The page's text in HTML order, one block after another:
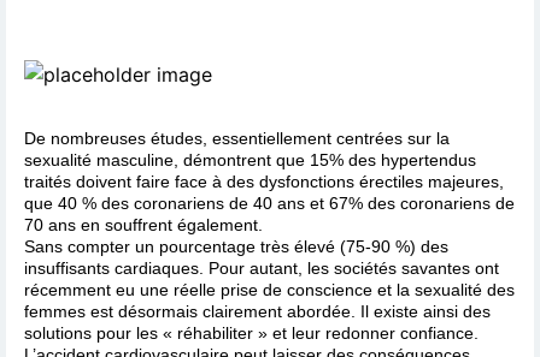
De nombreuses études, essentiellement centrées sur la
sexualité masculine, démontrent que 15% des hypertendus
traités doivent faire face à des dysfonctions érectiles majeures,
que 40 % des coronariens de 40 ans et 67% des coronariens de
70 ans en souffrent également.
Sans compter un pourcentage très élevé (75-90 %) des
insuffisants cardiaques. Pour autant, les sociétés savantes ont
récemment eu une réelle prise de conscience et la sexualité des
femmes est désormais clairement abordée. Il existe ainsi des
solutions pour les « réhabiliter » et leur redonner confiance.